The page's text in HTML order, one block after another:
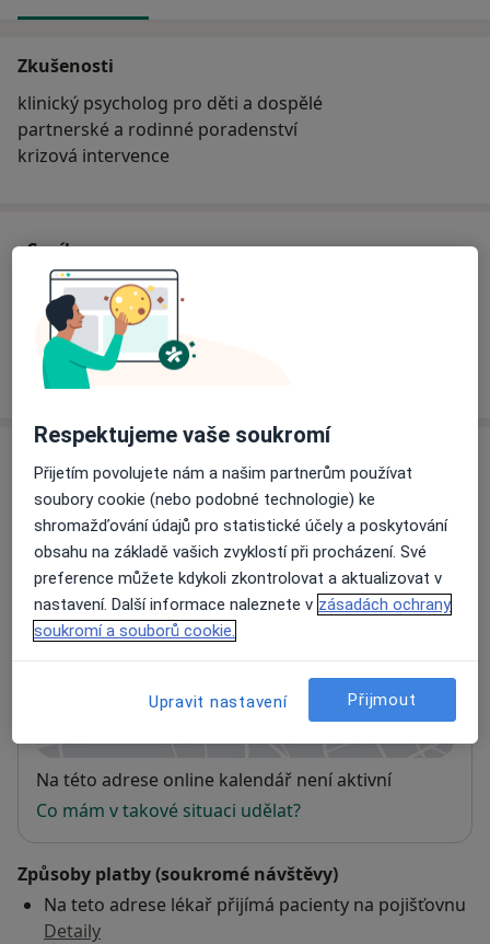
Zkušenosti
klinický psycholog pro děti a dospělé
partnerské a rodinné poradenství
krizová intervence
Ceník
Informace o službách a cenách nejsou k dispozici
Tento specialista ještě nepřidával žádné informace o
svých službách.
Adresa 1 Adresa 2
Ordinace psychologa s.r.o. - ambulance
klinické psychologie pro děti a dospělé
Na struze 30, Trutnov
Přiblížit mapuse otevře v nové záložce
Dostupnost
Na této adrese online kalendář není aktivní
Co mám v takové situaci udělat?
Způsoby platby (soukromé návštěvy)
Na teto adrese lékař přijímá pacienty na pojišťovnu
Detaily
Respektujeme vaše soukromí
Přijetím povolujete nám a našim partnerům používat
soubory cookie (nebo podobné technologie) ke
shromažďování údajů pro statistické účely a poskytování
obsahu na základě vašich zvyklostí při procházení. Své
preference můžete kdykoli zkontrolovat a aktualizovat v
nastavení. Další informace naleznete v zásadách ochrany
soukromí a souborů cookie.
Upravit nastavení Přijmout